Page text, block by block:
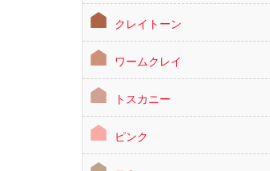
クレイトーン
ワームクレイ
トスカニー
ピンク